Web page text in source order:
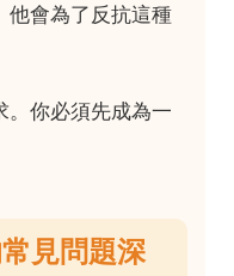
他會為了反抗這種
。你必須先成為一
見問題深